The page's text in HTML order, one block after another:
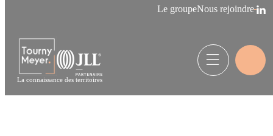
Le groupeNous rejoindre
La connaissance des territoires